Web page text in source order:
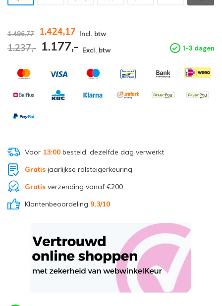
1.496,77 1.424,17 Incl. btw
1.237,- 1.177,- Excl. btw 1-3 dagen
Voor 13:00besteld, dezelfde dag verwerkt
Gratisjaarlijkse rolsteigerkeuring
Gratisverzending vanaf €200
Klantenbeoordeling 9,3/10